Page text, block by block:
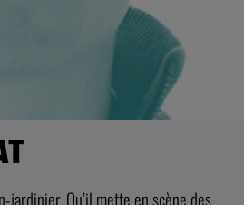
Qu’il mette en scène des